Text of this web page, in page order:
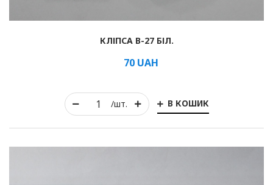
/шт. В КОШИК
КЛІПСА B-27 БІЛ.
70UAH